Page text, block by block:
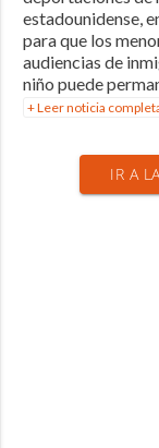
estadounidense,
para que los
audiencias de
niño puede
+ Leer noticia
IR A